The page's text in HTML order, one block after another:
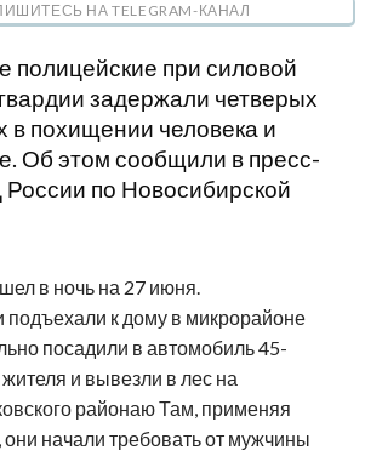
НА TELEGRAM-КАНАЛ
полицейские при силовой
задержали четверых
в похищении человека и
Об этом сообщили в пресс-
по Новосибирской
в ночь на 27 июня.
к дому в микрорайоне
посадили в автомобиль 45-
жителя и вывезли в лес на
районаю Там, применяя
начали требовать от мужчины